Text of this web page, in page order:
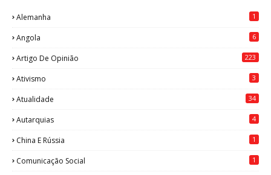
Alemanha 1
Angola 6
Artigo De Opinião 223
Ativismo 3
Atualidade 34
Autarquias 4
China E Rússia 1
Comunicação Social 1